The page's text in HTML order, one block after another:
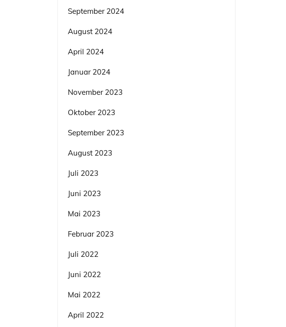
September 2024
August 2024
April 2024
Januar 2024
November 2023
Oktober 2023
September 2023
August 2023
Juli 2023
Juni 2023
Mai 2023
Februar 2023
Juli 2022
Juni 2022
Mai 2022
April 2022